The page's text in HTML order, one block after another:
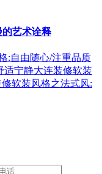
艺术诠释
:自由随心/注重品质
适宁静大连装修软装
软装风格之法式风: